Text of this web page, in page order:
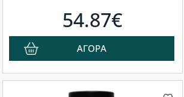
54.87€
ΑΓΟΡΑ